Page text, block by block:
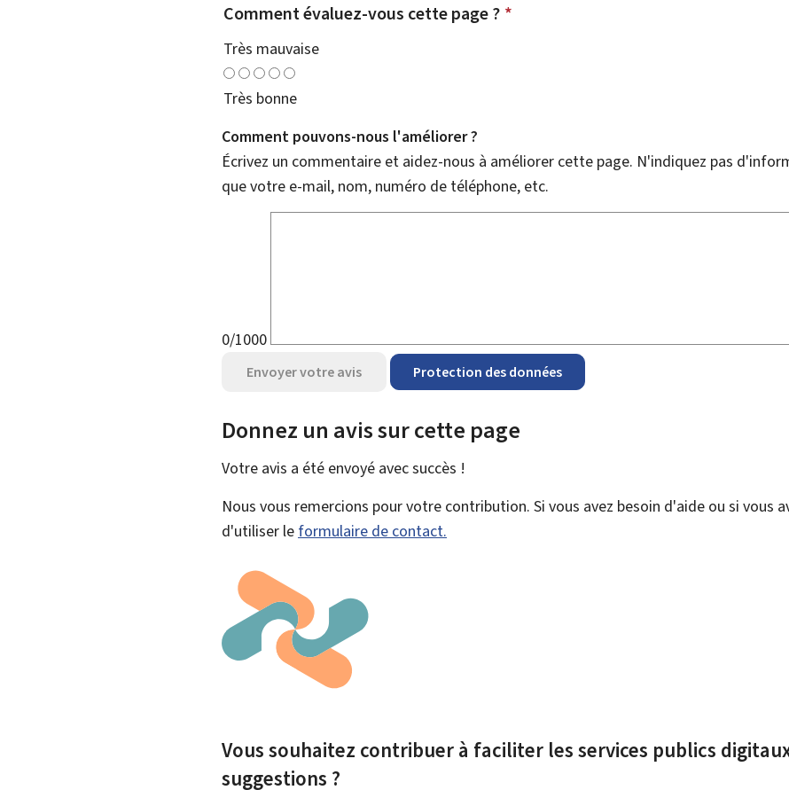
Comment évaluez-vous cette page ? *
Très mauvaise
Très bonne
Comment pouvons-nous l'améliorer ?
Écrivez un commentaire et aidez-nous à améliorer cette page. N'indiquez pas
que votre e-mail, nom, numéro de téléphone, etc.
0/1000
Envoyer votre avis Protection des données
Donnez un avis sur cette page
Votre avis a été envoyé avecsuccès !
Nous vous remercions pour votre contribution. Si vous avez besoin d'aide ou si vous
d'utiliser le formulaire de contact.
Vous souhaitez contribuer à faciliter les services publics
suggestions ?